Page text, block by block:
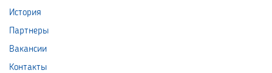
История
Партнеры
Вакансии
Контакты